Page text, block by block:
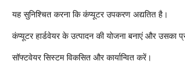
यह सुनिश्चित करना कि कंप्यूटर उपकरण अद्यतित है।
कंप्यूटर हार्डवेयर के उत्पादन की योजना बनाएं और उसका
सॉफ्टवेयर सिस्टम विकसित और कार्यान्वित करें।